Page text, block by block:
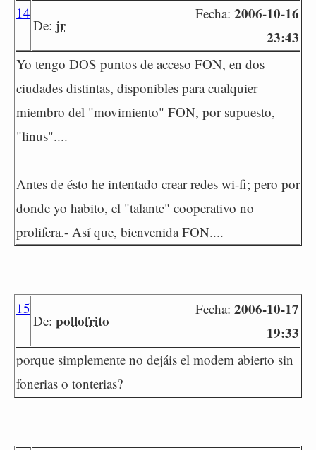
14
De: jr
Fecha: 2006-10-16
23:43
Yo tengo DOS puntos de acceso FON, en dos
ciudades distintas, disponibles para cualquier
miembro del "movimiento" FON, por supuesto,
"linus"....
Antes de ésto he intentado crear redes wi-fi; pero por
donde yo habito, el "talante" cooperativo no
prolifera.- Así que, bienvenida FON....
15
De: pollofrito
Fecha: 2006-10-17
19:33
porque simplemente no dejáis el modem abierto sin
fonerias o tonterias?